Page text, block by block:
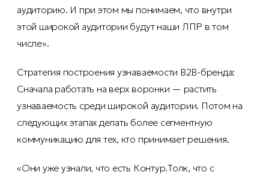
аудиторию. И при этом мы понимаем, что внутри
этой широкой аудитории будут наши ЛПР в том
числе».
Стратегия построения узнаваемости B2B-бренда:
Сначала работать на верх воронки — растить
узнаваемость среди широкой аудитории. Потом на
следующих этапах делать более сегментную
коммуникацию для тех, кто принимает решения.
«Они уже узнали, что есть Контур.Толк, что с